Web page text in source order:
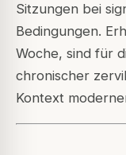
Sitzungen bei
Bedingungen.
Woche, sind für
chronischer
Kontext